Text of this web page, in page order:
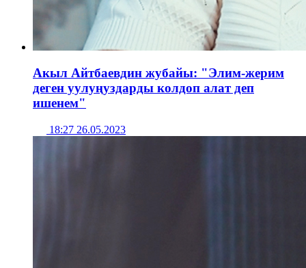
Акыл Айтбаевдин жубайы: "Элим-жерим
деген уулуңуздарды колдоп алат деп
ишенем"
18:27 26.05.2023